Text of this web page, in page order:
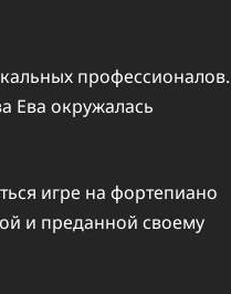
профессионалов.
Ева окружалась
игре на фортепиано
и преданной своему